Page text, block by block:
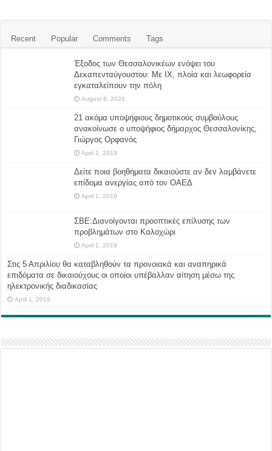
Recent Popular Comments Tags
Έξοδος των Θεσσαλονικέων ενόψει του
Δεκαπενταύγουστου: Με ΙΧ, πλοία και λεωφορεία
εγκαταλείπουν την πόλη
August 8, 2026
21 ακόμα υποψήφιους δημοτικούς συμβούλους
ανακοίνωσε ο υποψήφιος δήμαρχος Θεσσαλονίκης,
Γιώργος Ορφανός
April 1, 2019
Δείτε ποια βοηθήματα δικαιούστε αν δεν λαμβάνετε
επίδομα ανεργίας από τον ΟΑΕΔ
April 1, 2019
ΣΒΕ:Διανοίγονται προοπτικές επίλυσης των
προβλημάτων στο Καλοχώρι
April 1, 2019
Στις 5 Απριλίου θα καταβληθούν τα προνοιακά και αναπηρικά
επιδόματα σε δικαιούχους οι οποίοι υπέβαλλαν αίτηση μέσω της
ηλεκτρονικής διαδικασίας
April 1, 2019